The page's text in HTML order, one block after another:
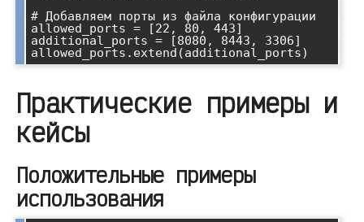
# Добавляем порты из файла конфигурации
allowed_ports = [22, 80, 443]
additional_ports = [8080, 8443, 3306]
Практические примеры и
кейсы
Положительные примеры
использования